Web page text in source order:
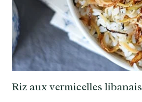
Riz aux vermicelles libanais